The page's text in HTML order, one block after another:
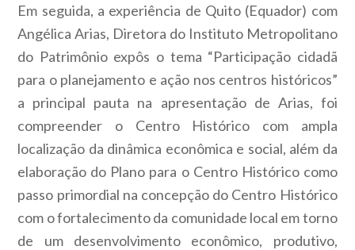
Em seguida, a experiência de Quito (Equador) com
Angélica Arias, Diretora do Instituto Metropolitano
do Patrimônio expôs o tema “Participação cidadã
para o planejamento e ação nos centros históricos”
a principal pauta na apresentação de Arias, foi
compreender o Centro Histórico com ampla
localização da dinâmica econômica e social, além da
elaboração do Plano para o Centro Histórico como
passo primordial na concepção do Centro Histórico
com o fortalecimento da comunidade local em torno
de um desenvolvimento econômico, produtivo,